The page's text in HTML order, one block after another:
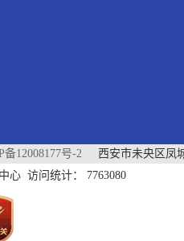
备12008177号-2 西安市未央区凤
心 访问统计：
7763080